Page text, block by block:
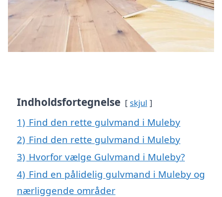
Indholdsfortegnelse skjul
1) Find den rette gulvmand i Muleby
2) Find den rette gulvmand i Muleby
3) Hvorfor vælge Gulvmand i Muleby?
4) Find en pålidelig gulvmand i Muleby og
nærliggende områder